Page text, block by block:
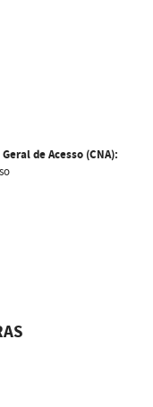
de Acesso (CNA):